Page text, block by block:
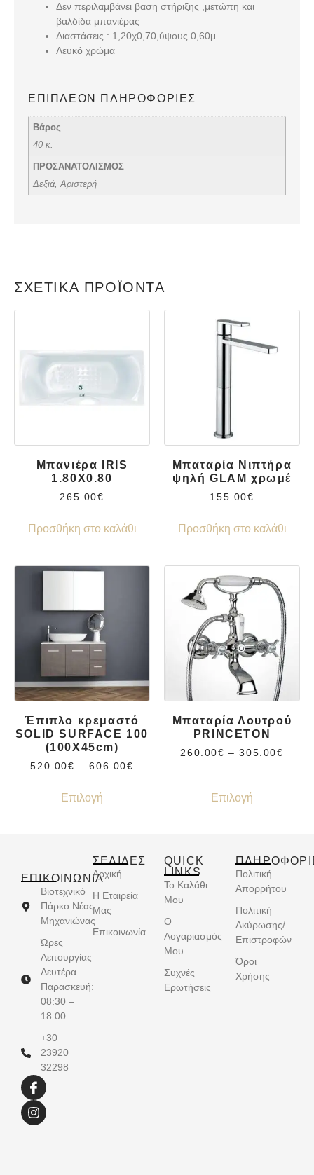
Δεν περιλαμβάνει βαση στήριξης ,μετώπη και
βαλδίδα μπανιέρας
Διαστάσεις : 1,20χ0,70,ύψους 0,60μ.
Λευκό χρώμα
ΕΠΙΠΛΈΟΝ ΠΛΗΡΟΦΟΡΊΕΣ
Βάρος
40 κ.
ΠΡΟΣΑΝΑΤΟΛΙΣΜΟΣ
Δεξιά, Αριστερή
ΣΧΕΤΙΚΆ ΠΡΟΪΌΝΤΑ
Μπανιέρα IRIS
1.80X0.80
265.00€
Προσθήκη στο καλάθι
Μπαταρία Νιπτήρα
ψηλή GLAM χρωμέ
155.00€
Προσθήκη στο καλάθι
Έπιπλο κρεμαστό
SOLID SURFACE 100
(100X45cm)
520.00€ – 606.00€
Επιλογή
Μπαταρία Λουτρού
PRINCETON
260.00€ – 305.00€
Επιλογή
ΕΠΙΚΟΙΝΩΝΊΑ
Βιοτεχνικό
Πάρκο Νέας
Μηχανιώνας
Ώρες
Λειτουργίας
Δευτέρα –
Παρασκευή:
08:30 –
18:00
+30
23920
32298
ΣΕΛΙΔΕΣ
Αρχική
Η Εταιρεία
Μας
Επικοινωνία
QUICK
LINKS
Το Καλάθι
Μου
Ο
Λογαριασμός
Μου
Συχνές
Ερωτήσεις
Πολιτική
Απορρήτου
Πολιτική
Ακύρωσης/
Επιστροφών
Όροι
Χρήσης